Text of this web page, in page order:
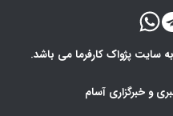
سایت پژواک کارفرما می باشد.
و خبرگزاری آسام